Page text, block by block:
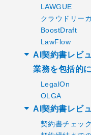
LAWGUE
クラウドリー
BoostDraft
LawFlow
AI契約書レビ
業務を包括的
LegalOn
OLGA
AI契約書レビ
契約書チェッ